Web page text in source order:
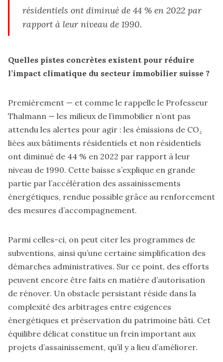
résidentiels ont diminué de 44 % en 2022 par
rapport à leur niveau de 1990.
Quelles pistes concrètes existent pour réduire
l’impact climatique du secteur immobilier suisse ?
Premièrement — et comme le rappelle le Professeur
Thalmann — les milieux de l’immobilier n’ont pas
attendu les alertes pour agir : les émissions de CO₂
liées aux bâtiments résidentiels et non résidentiels
ont diminué de 44 % en 2022 par rapport à leur
niveau de 1990. Cette baisse s’explique en grande
partie par l’accélération des assainissements
énergétiques, rendue possible grâce au renforcement
des mesures d’accompagnement.
Parmi celles-ci, on peut citer les programmes de
subventions, ainsi qu’une certaine simplification des
démarches administratives. Sur ce point, des efforts
peuvent encore être faits en matière d’autorisation
de rénover. Un obstacle persistant réside dans la
complexité des arbitrages entre exigences
énergétiques et préservation du patrimoine bâti. Cet
équilibre délicat constitue un frein important aux
projets d’assainissement, qu’il y a lieu d’améliorer.